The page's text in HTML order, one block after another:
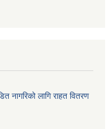
नागरिको लागि राहत वितरण